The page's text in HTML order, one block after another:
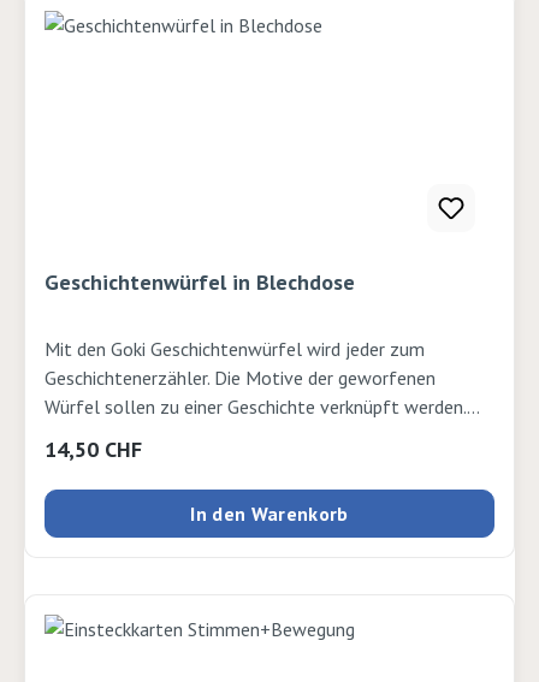
Geschichtenwürfel in Blechdose
Mit den Goki Geschichtenwürfel wird jeder zum
Geschichtenerzähler. Die Motive der geworfenen
Würfel sollen zu einer Geschichte verknüpft werden.
sind handlich und in der mitgelieferten Blechdose
geschützt und griffbereit. Fördert die Kreativität,
Sprachentwicklung und Fantasie. Der Spielablauf ist
Geschichte, die zu den gewürfelten Bildern passt. 9
Würfel
Regulärer Preis:
14,50 CHF
In den Warenkorb